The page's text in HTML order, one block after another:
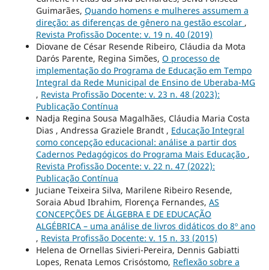
Guimarães, Quando homens e mulheres assumem a
direção: as diferenças de gênero na gestão escolar ,
Revista Profissão Docente: v. 19 n. 40 (2019)
Diovane de César Resende Ribeiro, Cláudia da Mota
Darós Parente, Regina Simões, O processo de
implementação do Programa de Educação em Tempo
Integral da Rede Municipal de Ensino de Uberaba-MG
, Revista Profissão Docente: v. 23 n. 48 (2023):
Publicação Contínua
Nadja Regina Sousa Magalhães, Cláudia Maria Costa
Dias , Andressa Graziele Brandt , Educação Integral
como concepção educacional: análise a partir dos
Cadernos Pedagógicos do Programa Mais Educação ,
Revista Profissão Docente: v. 22 n. 47 (2022):
Publicação Contínua
Juciane Teixeira Silva, Marilene Ribeiro Resende,
Soraia Abud Ibrahim, Florença Fernandes, AS
CONCEPÇÕES DE ÁLGEBRA E DE EDUCAÇÃO
ALGÉBRICA – uma análise de livros didáticos do 8º ano
, Revista Profissão Docente: v. 15 n. 33 (2015)
Helena de Ornellas Sivieri-Pereira, Dennis Gabiatti
Lopes, Renata Lemos Crisóstomo, Reflexão sobre a